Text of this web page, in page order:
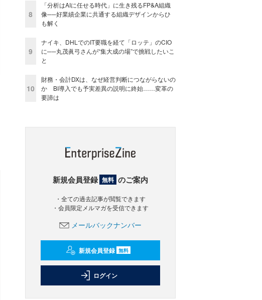
8
「分析はAIに任せる時代」に生き残るFP&A組織
像──好業績企業に共通する組織デザインからひ
も解く
9
ナイキ、DHLでのIT要職を経て「ロッテ」のCIO
に──丸茂眞弓さんが“集大成の場”で挑戦したいこ
と
10
財務・会計DXは、なぜ経営判断につながらないの
か BI導入でも予実差異の説明に終始……変革の
要諦は
新規会員登録 無料 のご案内
・全ての過去記事が閲覧できます
・会員限定メルマガを受信できます
メールバックナンバー
新規会員登録 無料
ログイン